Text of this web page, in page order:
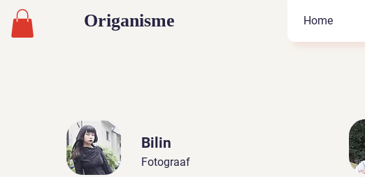
Origanisme Home
Bilin
Fotograaf